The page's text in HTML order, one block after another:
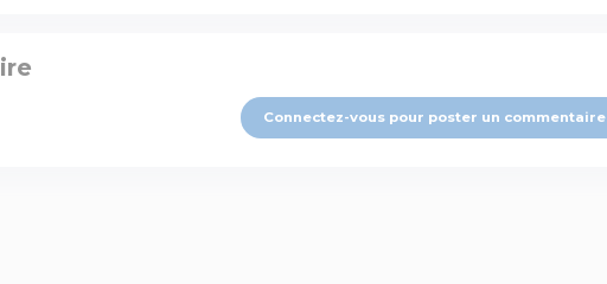
Connectez-vous pour poster un commentaire